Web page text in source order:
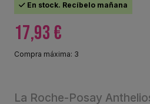
En stock. Recíbelo mañana
17,93 €
Compra máxima: 3
La Roche-Posay